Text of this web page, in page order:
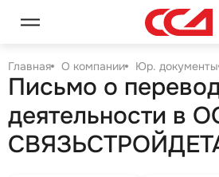
Главная О компании Юр. документы
Письмо о
деятельности в